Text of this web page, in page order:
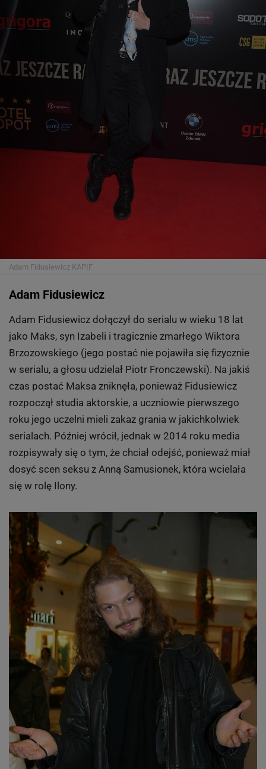
Adam Fidusiewicz KAPIF
Adam Fidusiewicz
Adam Fidusiewicz dołączył do serialu w wieku 18 lat
jako Maks, syn Izabeli i tragicznie zmarłego Wiktora
Brzozowskiego (jego postać nie pojawiła się fizycznie
w serialu, a głosu udzielał Piotr Fronczewski). Na jakiś
czas postać Maksa zniknęła, ponieważ Fidusiewicz
rozpoczął studia aktorskie, a uczniowie pierwszego
roku jego uczelni mieli zakaz grania w jakichkolwiek
serialach. Później wrócił, jednak w 2014 roku media
rozpisywały się o tym, że chciał odejść, ponieważ miał
dosyć scen seksu z Anną Samusionek, która wcielała
się w rolę Ilony.